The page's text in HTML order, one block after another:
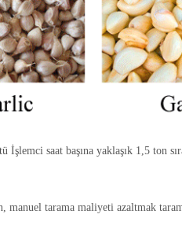
saat başına yaklaşık 1,5 ton
tarama maliyeti azaltmak